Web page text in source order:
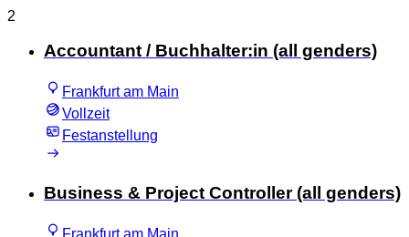
2
Accountant / Buchhalter:in (all genders)
Frankfurt am Main
Vollzeit
Festanstellung
Business & Project Controller (all genders)
Frankfurt am Main